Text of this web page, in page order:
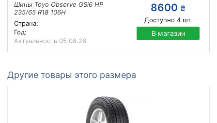
Шины Toyo Observe GSi6 HP
235/65 R18 106H
Страна:
Год:
Актуальность 05.08.26
8600 ₴
Доступно 4шт.
В магазин
Другие товары этого размера